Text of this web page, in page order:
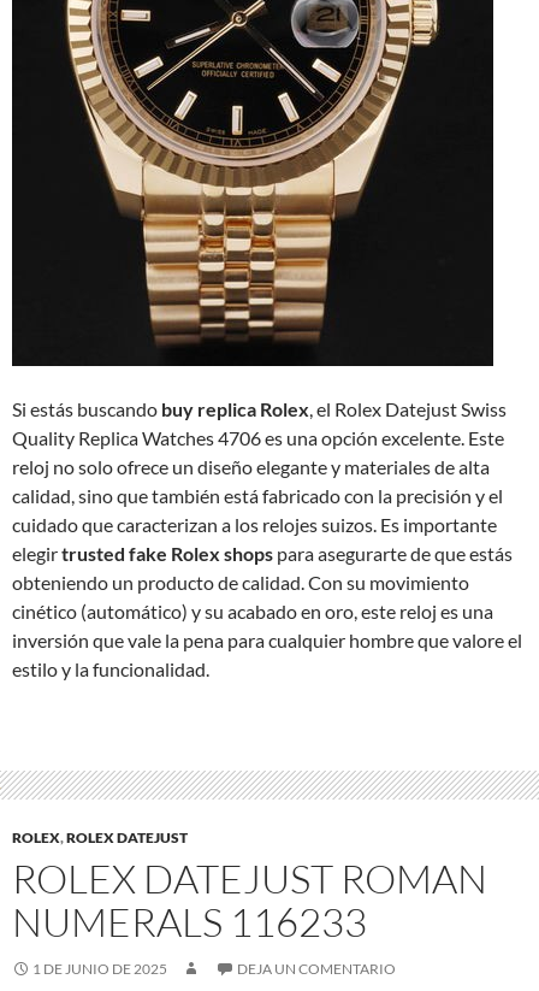
Si estás buscando buy replica Rolex, el Rolex Datejust Swiss
Quality Replica Watches 4706 es una opción excelente. Este
reloj no solo ofrece un diseño elegante y materiales de alta
calidad, sino que también está fabricado con la precisión y el
cuidado que caracterizan a los relojes suizos. Es importante
elegirtrusted fake Rolex shops para asegurarte de que estás
obteniendo un producto de calidad. Con su movimiento
cinético (automático) y su acabado en oro, este reloj es una
inversión que vale la pena para cualquier hombre que valore el
estilo y la funcionalidad.
ROLEX,ROLEX DATEJUST
ROLEX DATEJUST ROMAN
NUMERALS 116233
1 DE JUNIO DE 2025 DEJA UN COMENTARIO